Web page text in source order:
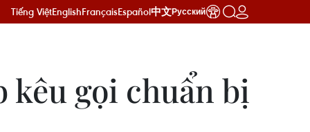
Tiếng ViệtEnglishFrançaisEspañol中文Русский
kêu gọi chuẩn bị